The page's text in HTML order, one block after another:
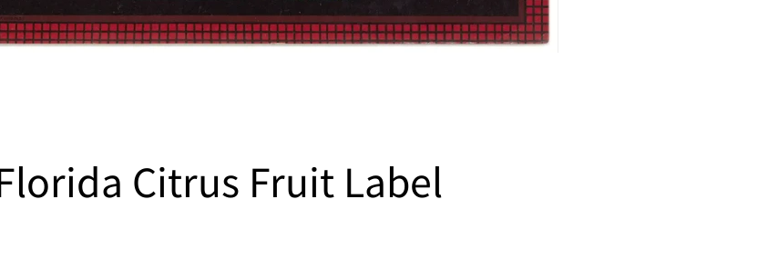
Citrus Fruit Label